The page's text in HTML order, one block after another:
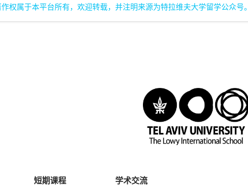
权属于本平台所有，欢迎转载，并注明来源为特拉维夫大学留学公众号。
短期课程 学术交流